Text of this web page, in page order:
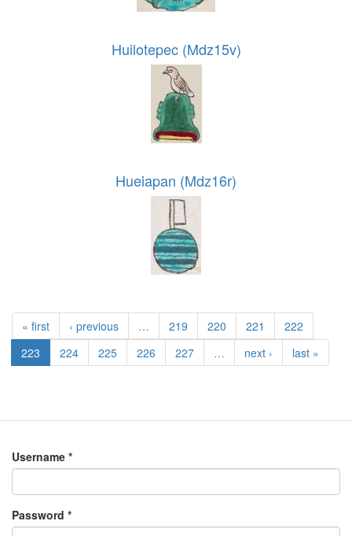
Huilotepec (Mdz15v)
Hueiapan (Mdz16r)
« first ‹ previous … 219 220 221
222
223
224 225 226 227 … next › last »
Username *
Password *